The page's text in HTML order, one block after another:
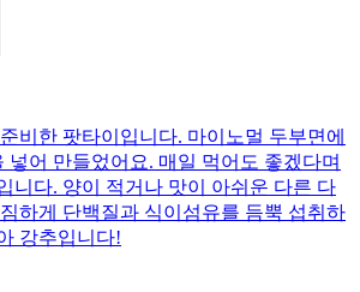
비한 팟타이입니다. 마이노멀 두부면에
넣어 만들었어요. 매일 먹어도 좋겠다며
니다. 양이 적거나 맛이 아쉬운 다른 다
하게 단백질과 식이섬유를 듬뿍 섭취하
강추입니다!